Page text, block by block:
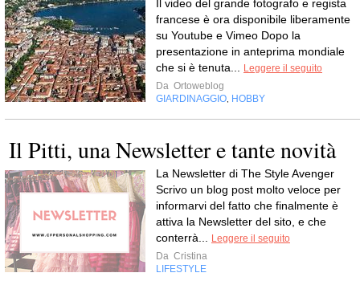
Il video del grande fotografo e regista
francese è ora disponibile liberamente
su Youtube e Vimeo Dopo la
presentazione in anteprima mondiale
che si è tenuta...
Leggere il seguito
Da Ortoweblog
GIARDINAGGIO HOBBY
Il Pitti, una Newsletter e tante novità
La Newsletter di The Style Avenger
Scrivo un blog post molto veloce per
informarvi del fatto che finalmente è
attiva la Newsletter del sito, e che
conterrà...
Leggere il seguito
Da Cristina
LIFESTYLE